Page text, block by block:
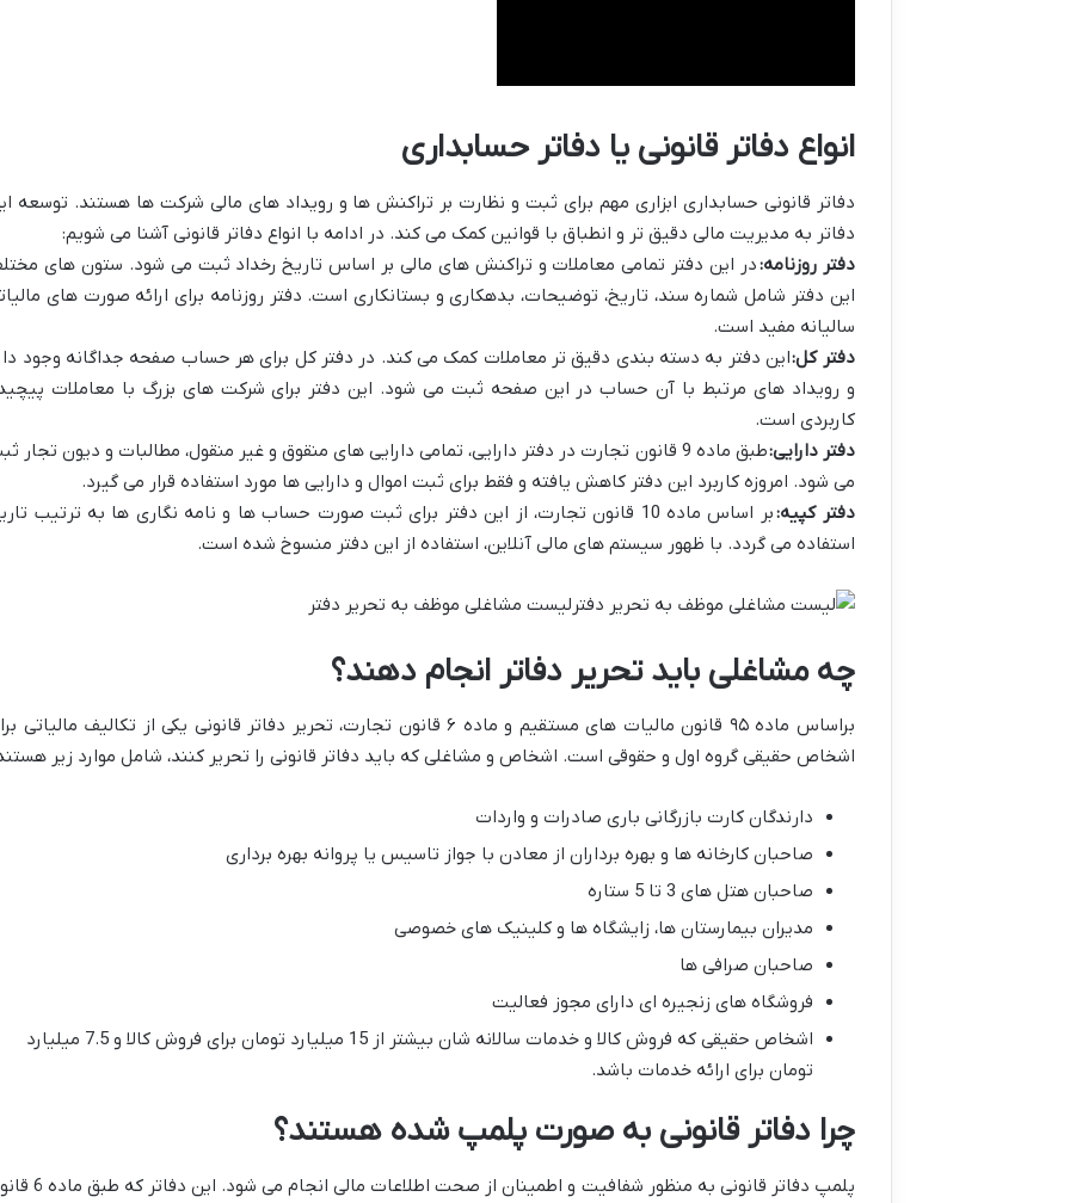
انواع دفاتر قانونی یا دفاتر حسابداری
دفاتر قانونی حسابداری ابزاری مهم برای ثبت و نظارت بر تراکنش ها و رویداد های مالی شرکت ها هستند. توسعه
دفاتر به مدیریت مالی دقیق تر و انطباق با قوانین کمک می کند. در ادامه با انواع دفاتر قانونی آشنا می شویم:
دفتر روزنامه:در این دفتر تمامی معاملات و تراکنش های مالی بر اساس تاریخ رخداد ثبت می شود. ستون های
این دفتر شامل شماره سند، تاریخ، توضیحات، بدهکاری و بستانکاری است. دفتر روزنامه برای ارائه صورت های
سالیانه مفید است.
دفتر کل:این دفتر به دسته بندی دقیق تر معاملات کمک می کند. در دفتر کل برای هر حساب صفحه جداگانه وجود
و رویداد های مرتبط با آن حساب در این صفحه ثبت می شود. این دفتر برای شرکت های بزرگ با معاملات
کاربردی است.
دفتر دارایی:
طبق ماده 9 قانون تجارت در دفتر دارایی، تمامی دارایی های منقوق و غیر منقول، مطالبات و دیون تجار
می شود. امروزه کاربرد این دفتر کاهش یافته و فقط برای ثبت اموال و دارایی ها مورد استفاده قرار می گیرد.
دفتر کپیه:
بر اساس ماده 10 قانون تجارت، از این دفتر برای ثبت صورت حساب ها و نامه نگاری ها به ترتیب
استفاده می گردد. با ظهور سیستم های مالی آنلاین، استفاده از این دفتر منسوخ شده است.
لیست مشاغلی موظف به تحریر دفتر
چه مشاغلی باید تحریر دفاتر انجام دهند؟
براساس ماده ۹۵ قانون مالیات های مستقیم و ماده ۶ قانون تجارت، تحریر دفاتر قانونی یکی از تکالیف مالیاتی
اشخاص حقیقی گروه اول و حقوقی است. اشخاص و مشاغلی که باید دفاتر قانونی را تحریر کنند، شامل موارد زیر
دارندگان کارت بازرگانی باری صادرات و واردات
صاحبان کارخانه ها و بهره برداران از معادن با جواز تاسیس یا پروانه بهره برداری
صاحبان هتل های 3 تا 5 ستاره
مدیران بیمارستان ها، زایشگاه ها و کلینیک های خصوصی
صاحبان صرافی ها
فروشگاه های زنجیره ای دارای مجوز فعالیت
اشخاص حقیقی که فروش کالا و خدمات سالانه شان بیشتر از 15 میلیارد تومان برای فروش کالا و 7.5 میلیارد
تومان برای ارائه خدمات باشد.
چرا دفاتر قانونی به صورت پلمپ شده هستند؟
پلمپ دفاتر قانونی به منظور شفافیت و اطمینان از صحت اطلاعات مالی